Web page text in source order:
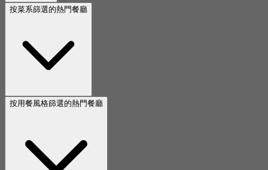
按菜系篩選的熱門餐廳
按用餐風格篩選的熱門餐廳